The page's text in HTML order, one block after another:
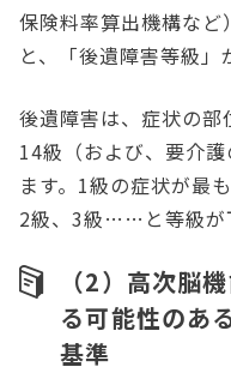
保険料率算出機構など
と、「後遺障害等級」
後遺障害は、症状の部
14級（および、要介
ます。1級の症状が最
2級、3級……と等級が
（2）高次脳
る可能性のあ
基準